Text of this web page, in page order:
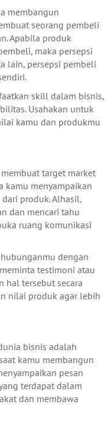
membangun
seorang pembeli
Apabila produk
maka persepsi
lain, persepsi pembeli
skill dalam bisnis,
Usahakan untuk
kamu dan produkmu
target market
kamu menyampaikan
produk. Alhasil,
dan mencari tahu
ruang komunikasi
dengan
testimoni atau
hal tersebut secara
nilai produk agar lebih
bisnis adalah
kamu membangun
pesan
terdapat dalam
dan membawa